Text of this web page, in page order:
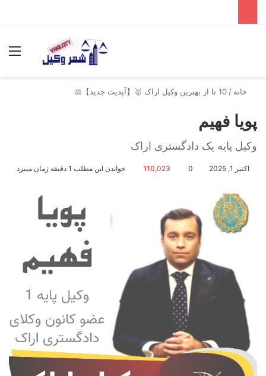
خانه / 10 تا از بهترین وکیل اراک 🥇【آپدیت جدید】⚖️
پویا فهیم
وکیل پایه یک دادگستری اراک
اکتبر 1, 2025 0
110,023 خواندن این مطلب 1 دقیقه زمان میبرد